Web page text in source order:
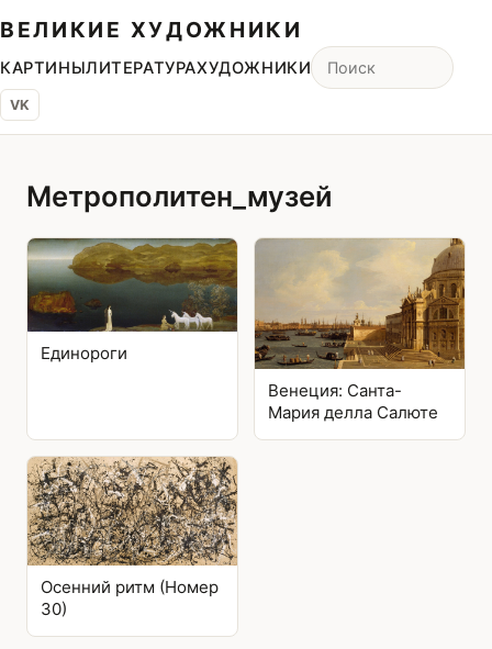
ВЕЛИКИЕ ХУДОЖНИКИ
КАРТИНЫЛИТЕРАТУРАХУДОЖНИКИ
VK
Метрополитен_музей
Единороги
Венеция: Санта-
Мария делла Салюте
Осенний ритм (Номер
30)